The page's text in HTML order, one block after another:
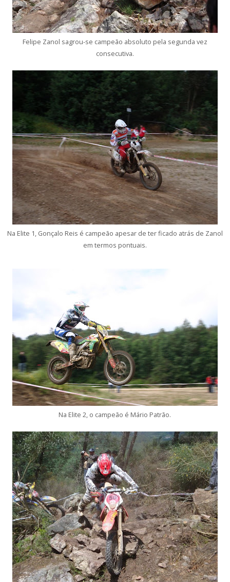
Felipe Zanol sagrou-se campeão absoluto pela segunda vez
consecutiva.
Na Elite 1, Gonçalo Reis é campeão apesar de ter ficado atrás de Zanol
em termos pontuais.
Na Elite 2, o campeão é Mário Patrão.